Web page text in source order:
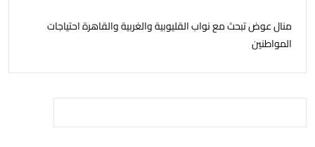
منال عوض تبحث مع نواب القليوبية والغربية والقاهرة احتياجات
المواطنين